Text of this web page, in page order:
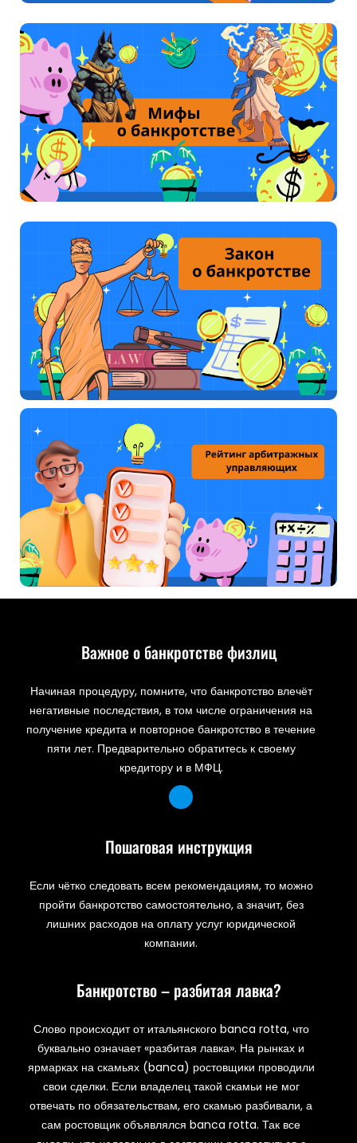
Важное о банкротстве физлиц
Начиная процедуру, помните, что банкротство влечёт
негативные последствия, в том числе ограничения на
получение кредита и повторное банкротство в течение
пяти лет. Предварительно обратитесь к своему
кредитору и в МФЦ.
Пошаговая инструкция
Если чётко следовать всем рекомендациям, то можно
пройти банкротство самостоятельно, а значит, без
лишних расходов на оплату услуг юридической
компании.
Банкротство – разбитая лавка?
Слово происходит от итальянского banca rotta, что
буквально означает «разбитая лавка». На рынках и
ярмарках на скамьях (banca) ростовщики проводили
свои сделки. Если владелец такой скамьи не мог
отвечать по обязательствам, его скамью разбивали, а
сам ростовщик объявлялся banca rotta. Так все